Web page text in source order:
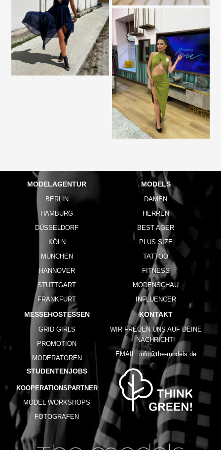
MODELAGENTUR
BERLIN
HAMBURG
DÜSSELDORF
KÖLN
MÜNCHEN
HANNOVER
STUTTGART
FRANKFURT
MODELS
DAMEN
HERREN
BEST AGER
PLUS SIZE
TATTOO
FITNESS
MODENSCHAU
INFLUENCER
MESSEHOSTESSEN
GRID GIRLS
PROMOTION
MODERATOREN
STUDENTENJOBS
KOOPERATIONSPARTNER
MODEL WORKSHOPS
FOTOGRAFEN
KONTAKT
WIR FREUEN UNS AUF DEINE
NACHRICHT!
EMAIL: info@the-models.de